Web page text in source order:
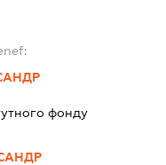
фонду